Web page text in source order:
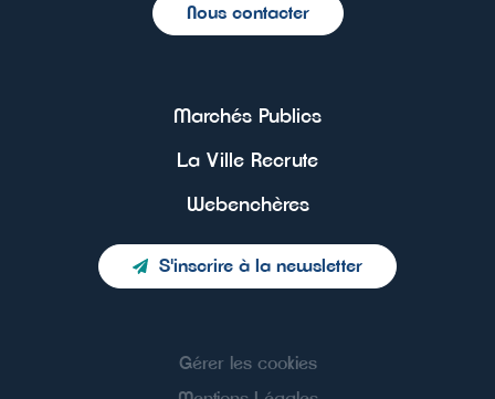
Nous contacter
Marchés Publics
La Ville Recrute
Webenchères
S'inscrire à la newsletter
Gérer les cookies